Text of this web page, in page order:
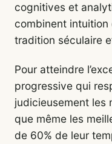
cognitives et
combinent
tradition séculaire
Pour atteindre
progressive qui
judicieusement les
que même les
de 60% de leur